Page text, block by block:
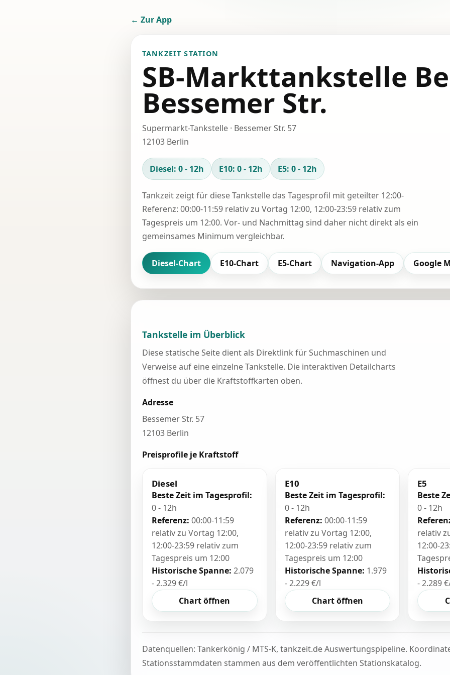
← Zur App
TANKZEIT STATION
SB-Markttankstelle
Bessemer Str.
Supermarkt-Tankstelle · Bessemer Str. 57
12103 Berlin
Diesel: 0 - 12h E10: 0 - 12h E5: 0 - 12h
Tankzeit zeigt für diese Tankstelle das Tagesprofil mit geteilter 12:00-
Referenz: 00:00-11:59 relativ zu Vortag 12:00, 12:00-23:59 relativ zum
Tagespreis um 12:00. Vor- und Nachmittag sind daher nicht direkt als ein
gemeinsames Minimum vergleichbar.
Diesel-Chart E10-Chart E5-Chart Navigation-App Google
Tankstelle im Überblick
Diese statische Seite dient als Direktlink für Suchmaschinen und
Verweise auf eine einzelne Tankstelle. Die interaktiven Detailcharts
öffnest du über die Kraftstoffkarten oben.
Adresse
Bessemer Str. 57
12103 Berlin
Preisprofile je Kraftstoff
Diesel
Beste Zeit im Tagesprofil:
0 - 12h
Referenz: 00:00-11:59
relativ zu Vortag 12:00,
12:00-23:59 relativ zum
Tagespreis um 12:00
Historische Spanne: 2.079
- 2.329 €/l
Chart öffnen
E10
Beste Zeit im Tagesprofil:
0 - 12h
Referenz: 00:00-11:59
relativ zu Vortag 12:00,
12:00-23:59 relativ zum
Tagespreis um 12:00
Historische Spanne: 1.979
- 2.229 €/l
Chart öffnen
E5
Beste
0 - 12h
relativ
12:00-
- 2.289
Datenquellen: Tankerkönig / MTS-K, tankzeit.de Auswertungspipeline.
Stationsstammdaten stammen aus dem veröffentlichten Stationskatalog.